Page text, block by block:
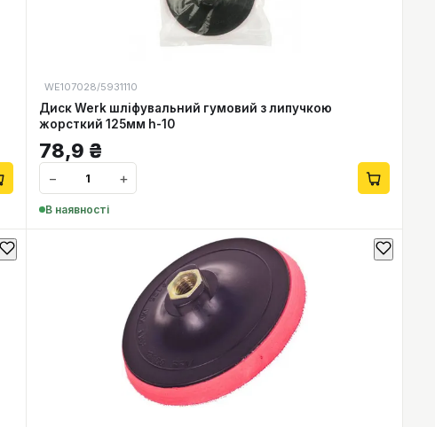
WE107028/5931110
Диск Werk шліфувальний гумовий з липучкою
жорсткий 125мм h-10
78,9 ₴
− +
В наявності